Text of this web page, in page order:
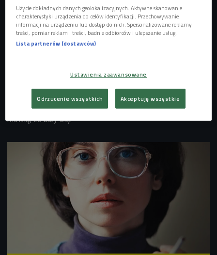
"Dziewczyny z Wołynia" to wcześniejsze publikacje Anny
wspomnienia pań, które pomogły Żydom. W tych historiach
jest dużo strachu, przerażenia. Bohaterki książki otwarcie
mówią, że bały się.
Użycie dokładnych danych geolokalizacyjnych. Aktywne skanowanie
charakterystyki urządzenia do celów identyfikacji. Przechowywanie
informacji na urządzeniu lub dostęp do nich. Spersonalizowane reklamy i
treści, pomiar reklam i treści, badnie odbiorców i ulepszanie usług.
Lista partnerów (dostawców)
Ustawienia zaawansowane
Odrzucenie wszystkich Akceptuję wszystkie